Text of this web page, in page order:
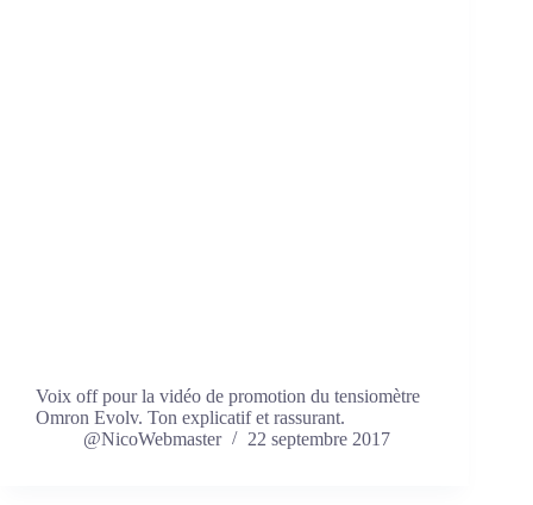
Voix off pour la vidéo de promotion du tensiomètre
Omron Evolv. Ton explicatif et rassurant.
@NicoWebmaster
22 septembre 2017